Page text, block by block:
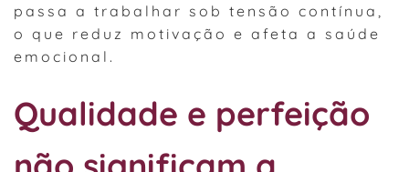
passa a trabalhar sob tensão contínua,
o que reduz motivação e afeta a saúde
emocional.
Qualidade e perfeição